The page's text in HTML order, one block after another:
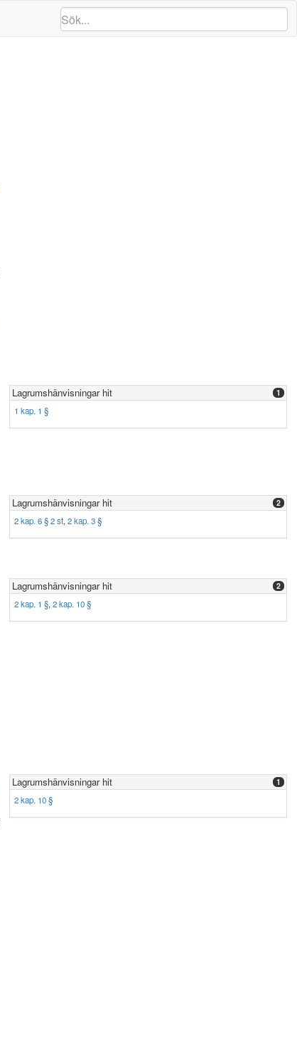
Lagrumshänvisningar hit 1
1 kap. 1 §
Lagrumshänvisningar hit 2
2 kap. 6 § 2 st,2 kap. 3 §
Lagrumshänvisningar hit 2
2 kap. 1 §,2 kap. 10 §
Lagrumshänvisningar hit 1
2 kap. 10 §